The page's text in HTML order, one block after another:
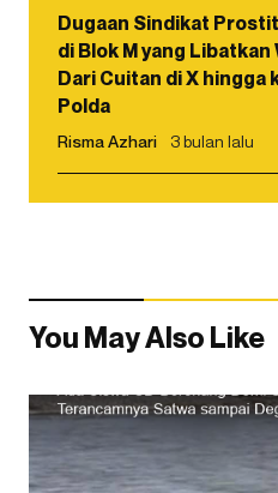
Dugaan Sindikat
di Blok M yang Libatkan
Dari Cuitan di X hingga
Polda
Risma Azhari 3 bulan lalu
You May Also Like